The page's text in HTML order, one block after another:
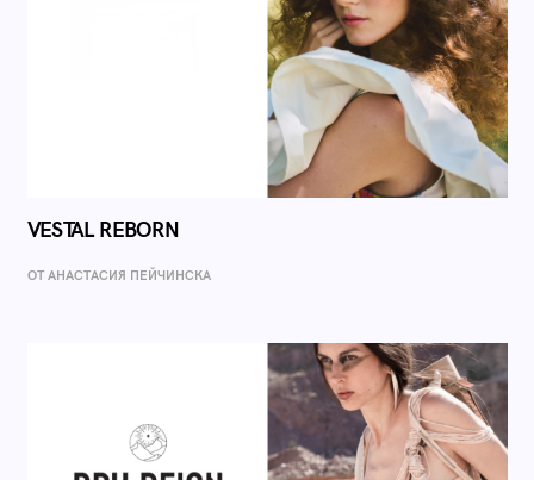
VESTAL REBORN
ОТ AНАСТАСИЯ ПЕЙЧИНСКА